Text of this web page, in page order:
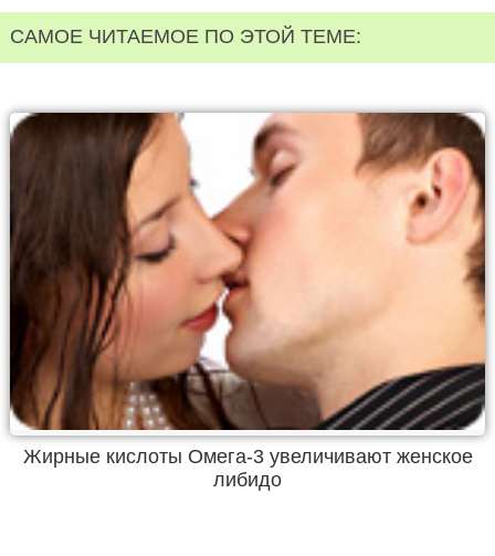
САМОЕ ЧИТАЕМОЕ ПО ЭТОЙ ТЕМЕ:
Жирные кислоты Омега-3 увеличивают женское
либидо